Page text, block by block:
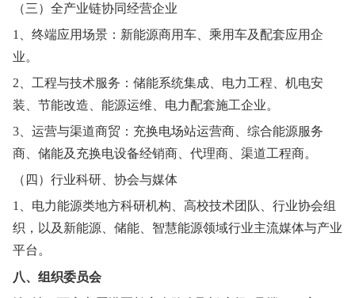
（三）全产业链协同经营企业
1、终端应用场景：新能源商用车、乘用车及配套应用企
业。
2、工程与技术服务：储能系统集成、电力工程、机电安
装、节能改造、能源运维、电力配套施工企业。
3、运营与渠道商贸：充换电场站运营商、综合能源服务
商、储能及充换电设备经销商、代理商、渠道工程商。
（四）行业科研、协会与媒体
1、电力能源类地方科研机构、高校技术团队、行业协会组
织，以及新能源、储能、智慧能源领域行业主流媒体与产业
平台。
八、组织委员会